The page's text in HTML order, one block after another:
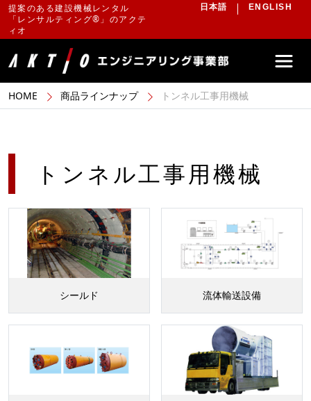
提案のある建設機械レンタル
「レンサルティング®」のアクテ
ィオ
日本語 ENGLISH
HOME 商品ラインナップ トンネル工事用機械
トンネル工事用機械
シールド 流体輸送設備